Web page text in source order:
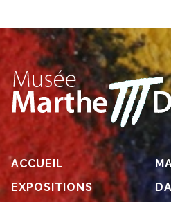
ACCUEIL
EXPOSITIONS